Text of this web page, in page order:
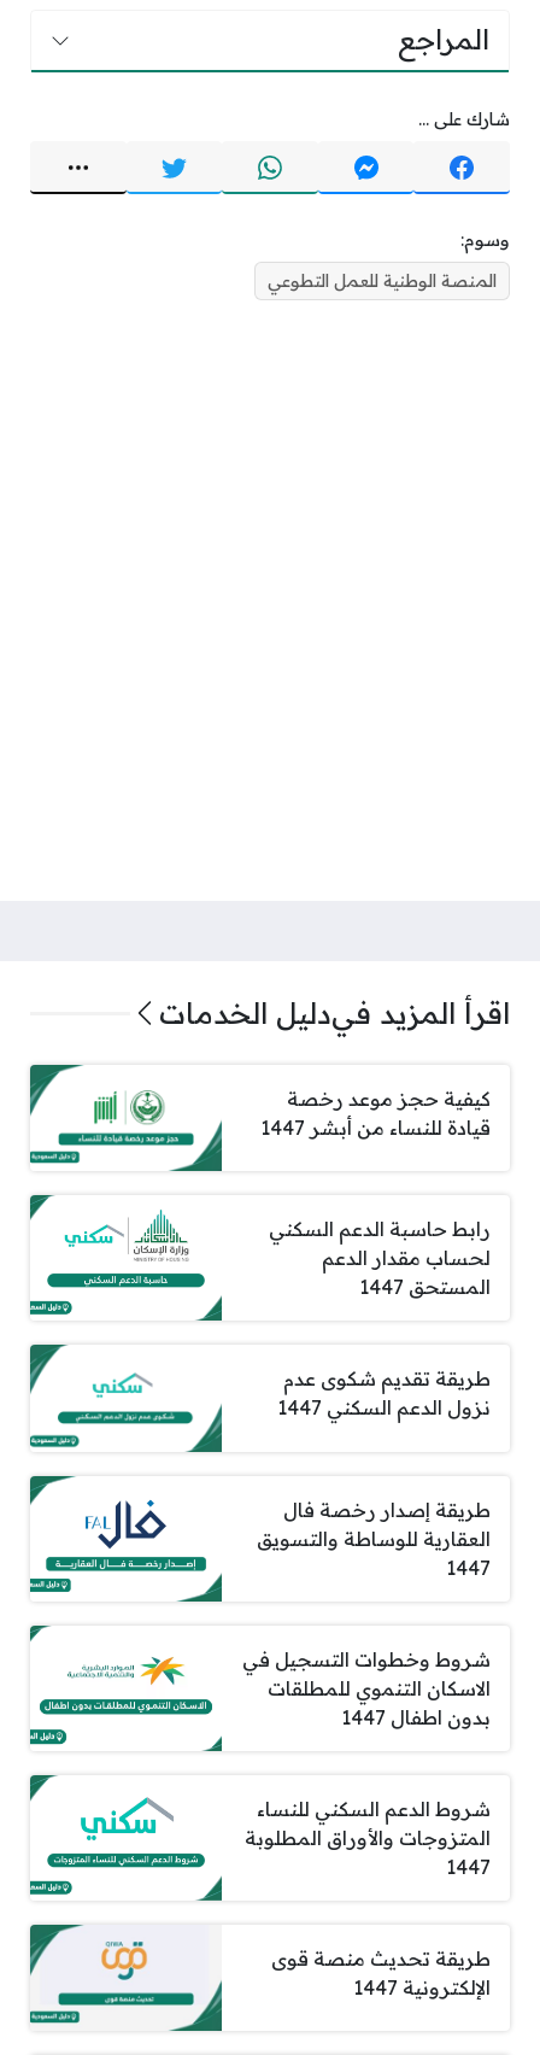
المراجع
شارك على ...
وسوم:
المنصة الوطنية للعمل التطوعي
اقرأ المزيد فيدليل الخدمات
كيفية حجز موعد رخصة
قيادة للنساء من أبشر 1447
رابط حاسبة الدعم السكني
لحساب مقدار الدعم
المستحق 1447
طريقة تقديم شكوى عدم
نزول الدعم السكني 1447
طريقة إصدار رخصة فال
العقارية للوساطة والتسويق
1447
شروط وخطوات التسجيل في
الاسكان التنموي للمطلقات
بدون اطفال 1447
شروط الدعم السكني للنساء
المتزوجات والأوراق المطلوبة
1447
طريقة تحديث منصة قوى
الإلكترونية 1447